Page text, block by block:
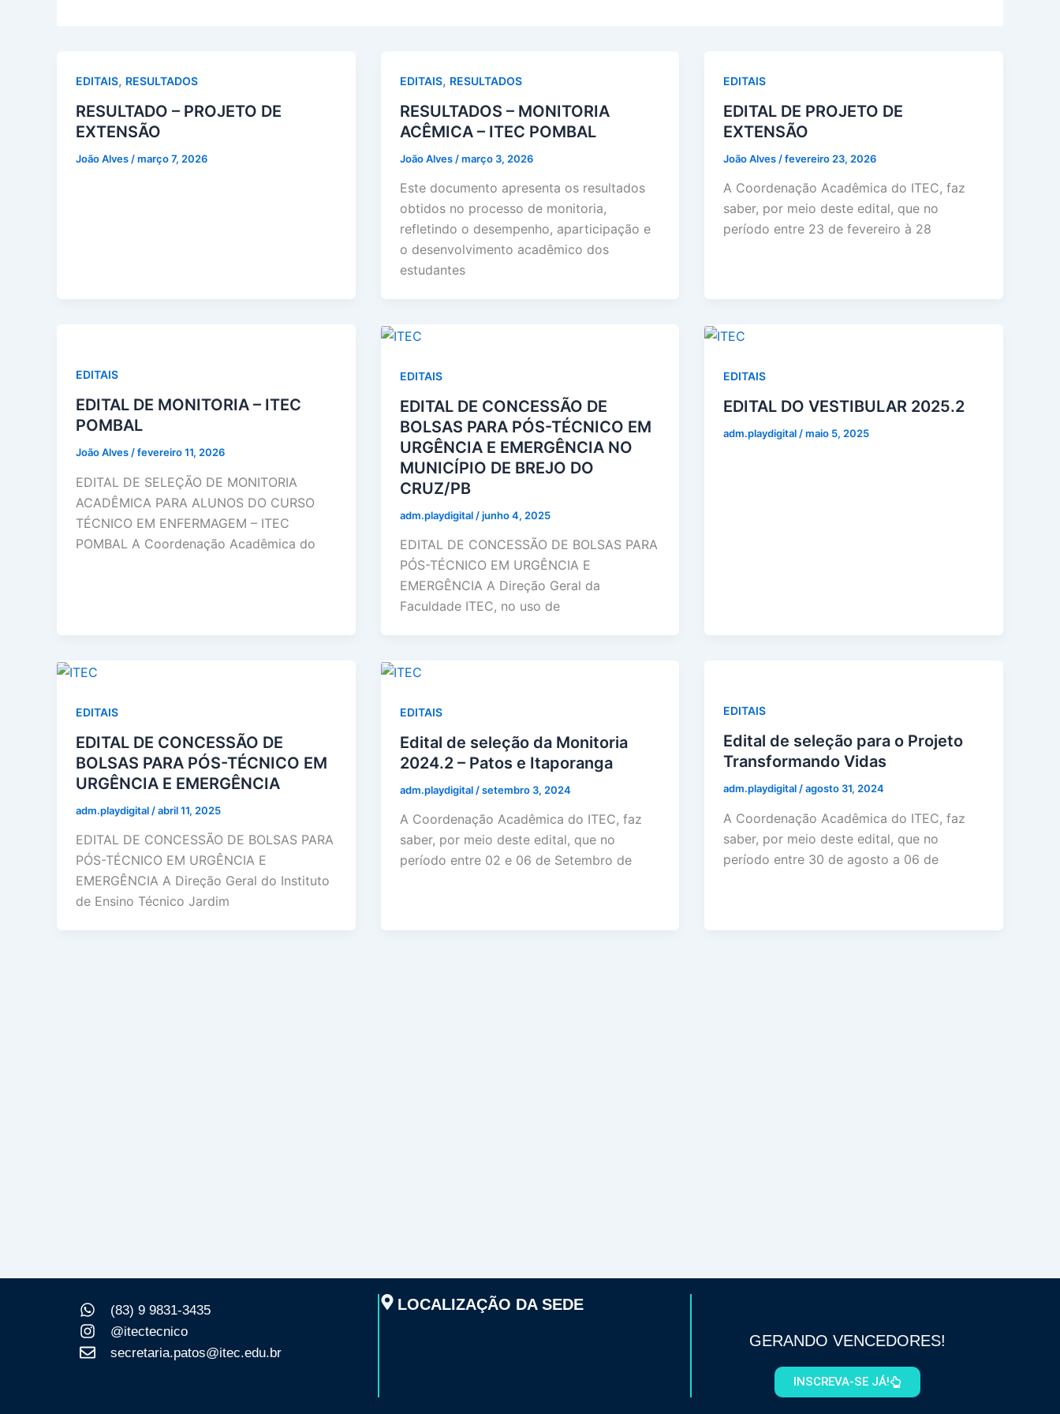
EDITAIS, RESULTADOS
RESULTADO – PROJETO DE
EXTENSÃO
João Alves /março 7, 2026
EDITAIS, RESULTADOS
RESULTADOS – MONITORIA
ACÊMICA – ITEC POMBAL
João Alves /março 3, 2026
Este documento apresenta os resultados
obtidos no processo de monitoria,
refletindo o desempenho, aparticipação e
o desenvolvimento acadêmico dos
estudantes
EDITAIS
EDITAL DE PROJETO DE
EXTENSÃO
João Alves /fevereiro 23, 2026
A Coordenação Acadêmica do ITEC, faz
saber, por meio deste edital, que no
período entre 23 de fevereiro à 28
EDITAIS
EDITAL DE MONITORIA – ITEC
POMBAL
João Alves /fevereiro 11, 2026
EDITAL DE SELEÇÃO DE MONITORIA
ACADÊMICA PARA ALUNOS DO CURSO
TÉCNICO EM ENFERMAGEM – ITEC
POMBAL A Coordenação Acadêmica do
EDITAIS
EDITAL DE CONCESSÃO DE
BOLSAS PARA PÓS-TÉCNICO EM
URGÊNCIA E EMERGÊNCIA NO
MUNICÍPIO DE BREJO DO
CRUZ/PB
adm.playdigital /junho 4, 2025
EDITAL DE CONCESSÃO DE BOLSAS PARA
PÓS-TÉCNICO EM URGÊNCIA E
EMERGÊNCIA A Direção Geral da
Faculdade ITEC, no uso de
EDITAIS
EDITAL DO VESTIBULAR 2025.2
adm.playdigital /maio 5, 2025
EDITAIS
EDITAL DE CONCESSÃO DE
BOLSAS PARA PÓS-TÉCNICO EM
URGÊNCIA E EMERGÊNCIA
adm.playdigital /abril 11, 2025
EDITAL DE CONCESSÃO DE BOLSAS PARA
PÓS-TÉCNICO EM URGÊNCIA E
EMERGÊNCIA A Direção Geral do Instituto
de Ensino Técnico Jardim
EDITAIS
Edital de seleção da Monitoria
2024.2 – Patos e Itaporanga
adm.playdigital /setembro 3, 2024
A Coordenação Acadêmica do ITEC, faz
saber, por meio deste edital, que no
período entre 02 e 06 de Setembro de
EDITAIS
Edital de seleção para o Projeto
Transformando Vidas
adm.playdigital/agosto 31, 2024
A Coordenação Acadêmica do ITEC, faz
saber, por meio deste edital, que no
período entre 30 de agosto a 06 de
(83) 9 9831-3435
@itectecnico
secretaria.patos@itec.edu.br
LOCALIZAÇÃO DA SEDE
GERANDO VENCEDORES!
INSCREVA-SE JÁ!